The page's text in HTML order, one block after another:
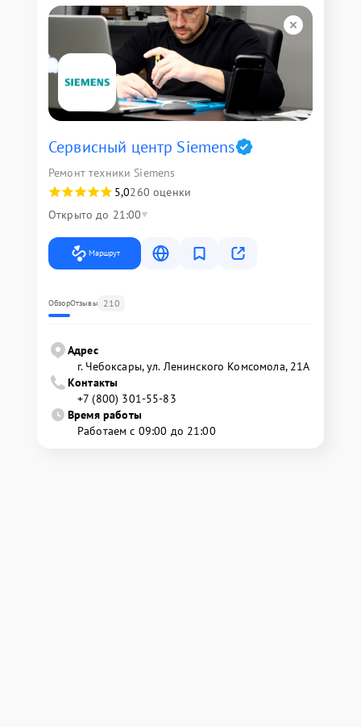
Сервисный центр Siemens
Ремонт техники Siemens
5,0260 оценки
Открыто до 21:00
Маршрут
ОбзорОтзывы 210
Адрес
г. Чебоксары, ул. Ленинского Комсомола, 21А
Контакты
+7 (800) 301-55-83
Время работы
Работаем с 09:00 до 21:00